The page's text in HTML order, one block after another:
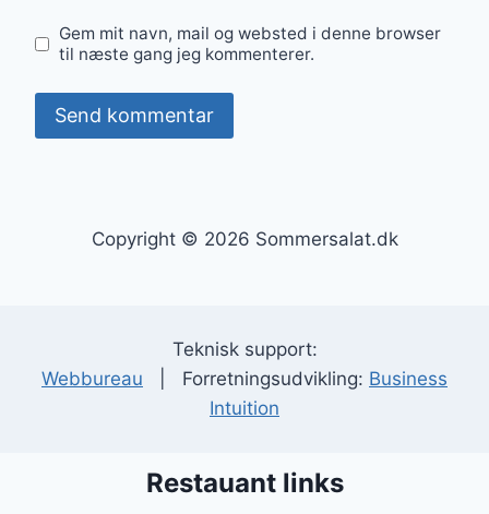
Gem mit navn, mail og websted i denne browser
til næste gang jeg kommenterer.
Copyright © 2026 Sommersalat.dk
Teknisk support:
Webbureau | Forretningsudvikling: Business
Intuition
Restauant links